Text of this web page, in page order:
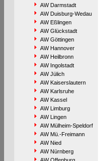
AW Darmstadt
AW Duisburg-Wedau
AW Eßlingen
AW Glückstadt
AW Göttingen
AW Hannover
AW Heilbronn
AW Ingolstadt
AW Jülich
AW Kaiserslautern
AW Karlsruhe
AW Kassel
AW Limburg
AW Lingen
AW Mülheim-Speldorf
AW Mü.-Freimann
AW Nied
AW Nürnberg